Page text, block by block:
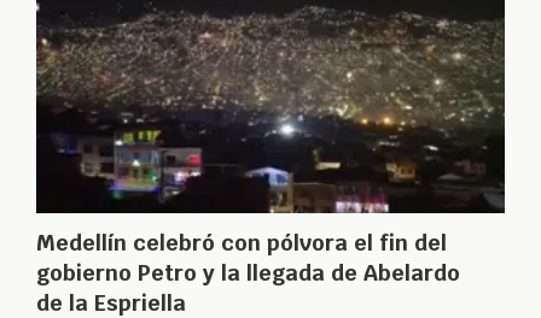
Medellín celebró con pólvora el fin del
gobierno Petro y la llegada de Abelardo
de la Espriella